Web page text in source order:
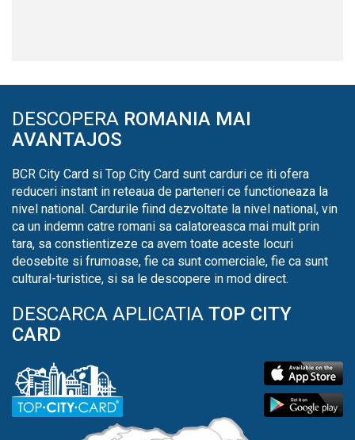
DESCOPERA ROMANIA MAI
AVANTAJOS
BCR City Card si Top City Card sunt carduri ce iti ofera
reduceri instant in reteaua de parteneri ce functioneaza la
nivel national. Cardurile fiind dezvoltate la nivel national, vin
ca un indemn catre romani sa calatoreasca mai mult prin
tara, sa constientizeze ca avem toate aceste locuri
deosebite si frumoase, fie ca sunt comerciale, fie ca sunt
cultural-turistice, si sa le descopere in mod direct.
DESCARCA APLICATIA TOP CITY
CARD